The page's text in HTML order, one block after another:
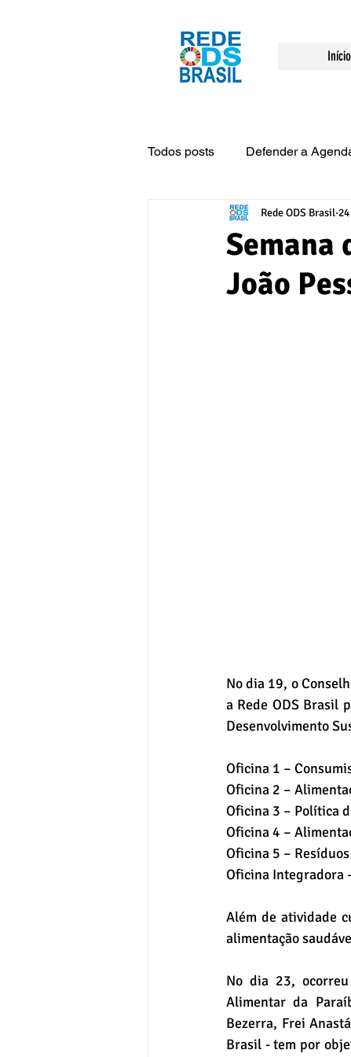
Início
Todos posts Defender a
Engajamento
Semana
João
Rede ODS Brasil
No dia 19, o
a Rede ODS Brasil
Desenvolvimento
Oficina 1 –
Oficina 2 –
Oficina 3 – Política
Oficina 4 –
Oficina 5 –
Oficina Integradora
Além de atividade
alimentação
No dia 23,
Alimentar da
Bezerra, Frei
Brasil - tem por